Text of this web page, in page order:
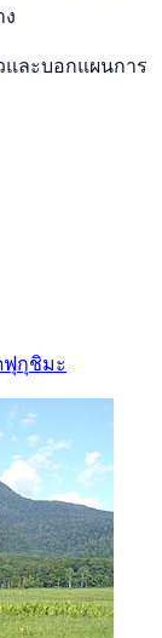
และบอกแผนการ
ฟุกุชิมะ